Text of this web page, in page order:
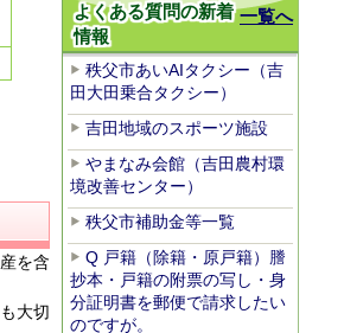
を含
大切
一覧へ
よくある質問の新着
情報
秩父市あいAIタクシー（吉
田大田乗合タクシー）
吉田地域のスポーツ施設
やまなみ会館（吉田農村環
境改善センター）
秩父市補助金等一覧
Q 戸籍（除籍・原戸籍）謄
抄本・戸籍の附票の写し・身
分証明書を郵便で請求したい
のですが。